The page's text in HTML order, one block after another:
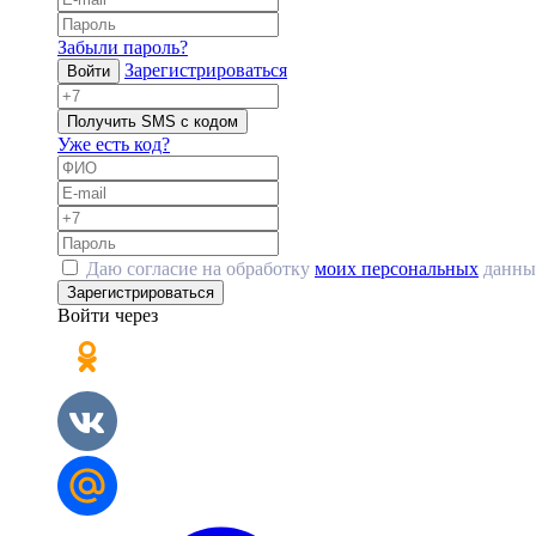
Забыли пароль?
Войти Зарегистрироваться
Получить SMS с кодом
Уже есть код?
Даю согласие на обработку моих персональных
Зарегистрироваться
Войти через